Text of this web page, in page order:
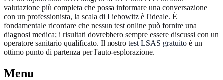
valutazione più completa che possa informare una conversazione
con un professionista, la scala di Liebowitz è l'ideale. È
fondamentale ricordare che nessun test online può fornire una
diagnosi medica; i risultati dovrebbero sempre essere discussi con un
operatore sanitario qualificato. Il nostro test LSAS gratuito è un
ottimo punto di partenza per l'auto-esplorazione.
Menu